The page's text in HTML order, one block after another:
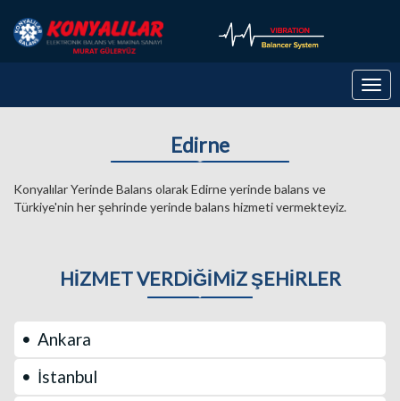
Edirne
Konyalılar Yerinde Balans olarak Edirne yerinde balans ve
Türkiye'nin her şehrinde yerinde balans hizmeti vermekteyiz.
HİZMET VERDİĞİMİZ ŞEHİRLER
Ankara
İstanbul